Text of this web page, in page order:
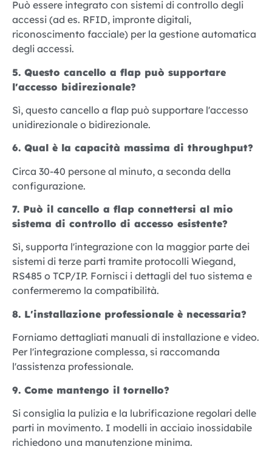
Può essere integrato con sistemi di controllo degli
accessi (ad es. RFID, impronte digitali,
riconoscimento facciale) per la gestione automatica
degli accessi.
5. Questo cancello a flap può supportare
l'accesso bidirezionale?
Sì, questo cancello a flap può supportare l'accesso
unidirezionale o bidirezionale.
6. Qual è la capacità massima di throughput?
Circa 30-40 persone al minuto, a seconda della
configurazione.
7. Può il cancello a flap connettersi al mio
sistema di controllo di accesso esistente?
Sì, supporta l'integrazione con la maggior parte dei
sistemi di terze parti tramite protocolli Wiegand,
RS485 o TCP/IP. Fornisci i dettagli del tuo sistema e
confermeremo la compatibilità.
8. L'installazione professionale è necessaria?
Forniamo dettagliati manuali di installazione e video.
Per l'integrazione complessa, si raccomanda
l'assistenza professionale.
9. Come mantengo il tornello?
Si consiglia la pulizia e la lubrificazione regolari delle
parti in movimento. I modelli in acciaio inossidabile
richiedono una manutenzione minima.